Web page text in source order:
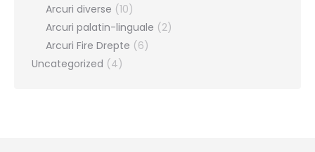
Arcuri diverse (10)
Arcuri palatin-linguale (2)
Arcuri Fire Drepte (6)
Uncategorized (4)